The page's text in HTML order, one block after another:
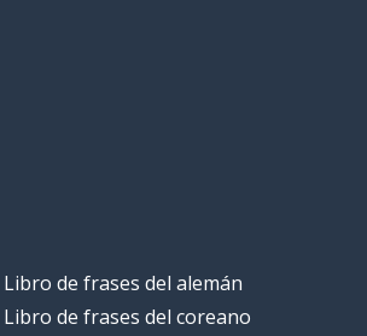
Libro de frases del alemán
Libro de frases del coreano